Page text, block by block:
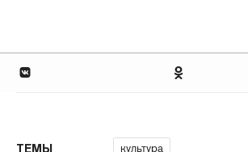
ТЕМЫ культура